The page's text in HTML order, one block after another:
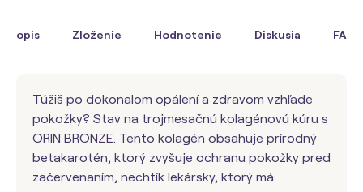
Popis Zloženie Hodnotenie Diskusia FAQ
Túžiš po dokonalom opálení a zdravom vzhľade
pokožky? Stav na trojmesačnú kolagénovú kúru s
ORIN BRONZE. Tento kolagén obsahuje prírodný
betakarotén, ktorý zvyšuje ochranu pokožky pred
začervenaním, nechtík lekársky, ktorý má